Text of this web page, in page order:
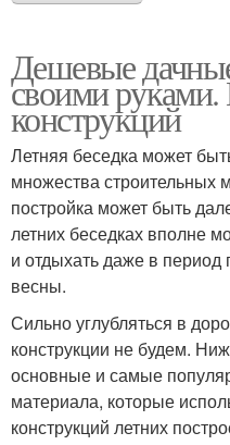
Дешевые
своими
конструкций
Летняя беседка может
множества строительных
постройка может быть
летних беседках вполне
и отдыхать даже в период
весны.
Сильно углубляться в
конструкции не будем.
основные и самые
материала, которые
конструкций летних